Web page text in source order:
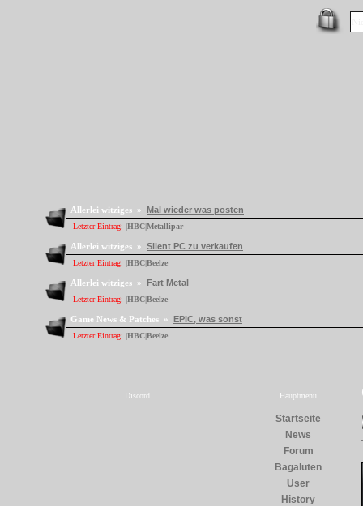
Allerlei witziges » Mal wieder was posten
Letzter Eintrag: |HBC|Metallipar
Allerlei witziges » Silent PC zu verkaufen
Letzter Eintrag: |HBC|Beelze
Allerlei witziges » Fart Metal
Letzter Eintrag: |HBC|Beelze
Game News & Patches » EPIC, was sonst
Letzter Eintrag: |HBC|Beelze
Discord Hauptmenü
Startseite
News
Forum
Bagaluten
User
History